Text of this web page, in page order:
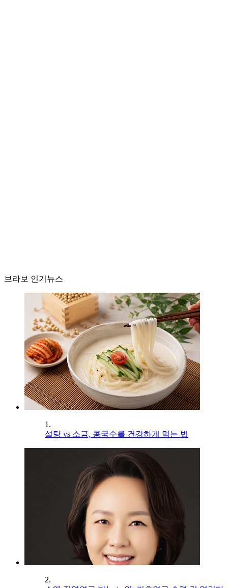
브라보 인기뉴스
1.
설탕 vs 소금, 콩국수를 건강하게 먹는 법
2.